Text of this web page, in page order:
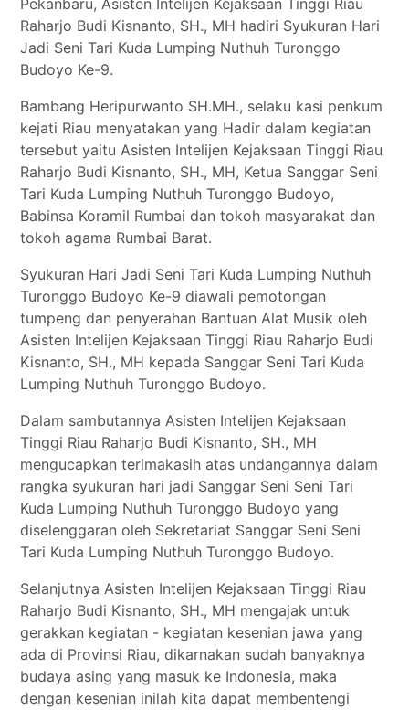
Pekanbaru, Asisten Intelijen Kejaksaan Tinggi Riau
Raharjo Budi Kisnanto, SH., MH hadiri Syukuran Hari
Jadi Seni Tari Kuda Lumping Nuthuh Turonggo
Budoyo Ke-9.
Bambang Heripurwanto SH.MH., selaku kasi penkum
kejati Riau menyatakan yang Hadir dalam kegiatan
tersebut yaitu Asisten Intelijen Kejaksaan Tinggi Riau
Raharjo Budi Kisnanto, SH., MH, Ketua Sanggar Seni
Tari Kuda Lumping Nuthuh Turonggo Budoyo,
Babinsa Koramil Rumbai dan tokoh masyarakat dan
tokoh agama Rumbai Barat.
Syukuran Hari Jadi Seni Tari Kuda Lumping Nuthuh
Turonggo Budoyo Ke-9 diawali pemotongan
tumpeng dan penyerahan Bantuan Alat Musik oleh
Asisten Intelijen Kejaksaan Tinggi Riau Raharjo Budi
Kisnanto, SH., MH kepada Sanggar Seni Tari Kuda
Lumping Nuthuh Turonggo Budoyo.
Dalam sambutannya Asisten Intelijen Kejaksaan
Tinggi Riau Raharjo Budi Kisnanto, SH., MH
mengucapkan terimakasih atas undangannya dalam
rangka syukuran hari jadi Sanggar Seni Seni Tari
Kuda Lumping Nuthuh Turonggo Budoyo yang
diselenggaran oleh Sekretariat Sanggar Seni Seni
Tari Kuda Lumping Nuthuh Turonggo Budoyo.
Selanjutnya Asisten Intelijen Kejaksaan Tinggi Riau
Raharjo Budi Kisnanto, SH., MH mengajak untuk
gerakkan kegiatan - kegiatan kesenian jawa yang
ada di Provinsi Riau, dikarnakan sudah banyaknya
budaya asing yang masuk ke Indonesia, maka
dengan kesenian inilah kita dapat membentengi